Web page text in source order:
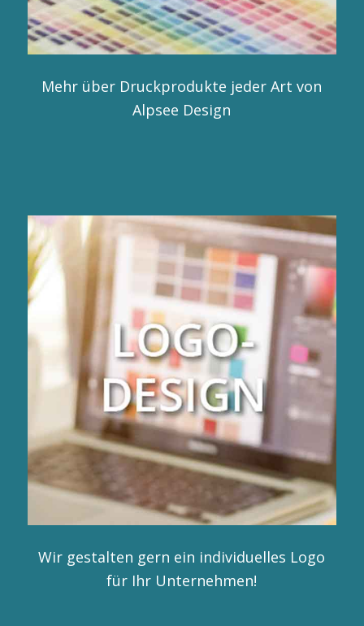
Mehr über Druckprodukte jeder Art von
Alpsee Design
Wir gestalten gern ein individuelles Logo
für Ihr Unternehmen!